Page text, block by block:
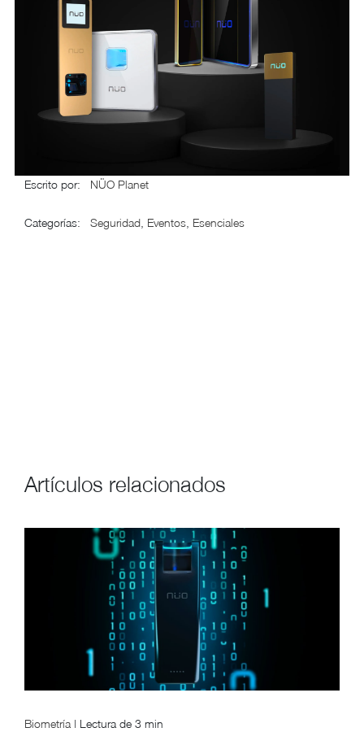
Escrito por: NÜO Planet
Categorías: Seguridad Eventos Esenciales
Artículos relacionados
Biometría | Lectura de 3 min